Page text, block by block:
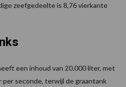
zeefgedeelte is 8,76 vierkante
een inhoud van 20.000 liter, met
per seconde, terwijl de graantank